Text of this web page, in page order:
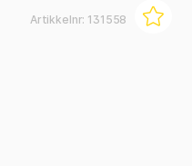
Artikkelnr: 131558